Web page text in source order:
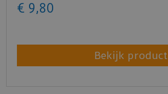
€ 9,80
Bekijk product